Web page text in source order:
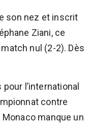
son nez et inscrit
Ziani, ce
nul (2-2). Dès
l’international
contre
manque un